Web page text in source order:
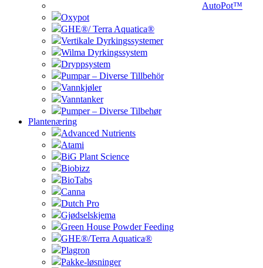
AutoPot™
Oxypot
GHE®/ Terra Aquatica®
Vertikale Dyrkingssystemer
Wilma Dyrkingssystem
Dryppsystem
Pumpar – Diverse Tillbehör
Vannkjøler
Vanntanker
Pumper – Diverse Tilbehør
Plantenæring
Advanced Nutrients
Atami
BiG Plant Science
Biobizz
BioTabs
Canna
Dutch Pro
Gjødselskjema
Green House Powder Feeding
GHE®/Terra Aquatica®
Plagron
Pakke-løsninger